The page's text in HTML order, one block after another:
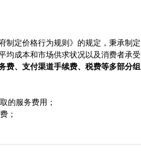
制定价格行为规则》的规定，秉承制定
均成本和市场供求状况以及消费者承受
费、支付渠道手续费、税费等多部分组
的服务费用；
；